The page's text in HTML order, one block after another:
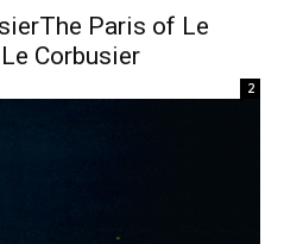
Paris of Le
Corbusier
2